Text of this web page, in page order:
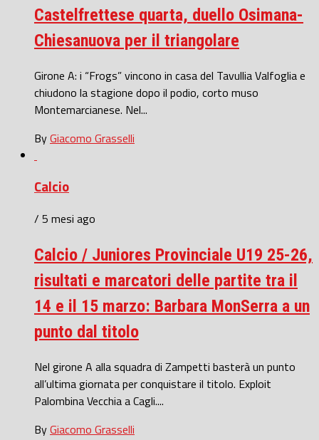
Castelfrettese quarta, duello Osimana-
Chiesanuova per il triangolare
Girone A: i “Frogs” vincono in casa del Tavullia Valfoglia e
chiudono la stagione dopo il podio, corto muso
Montemarcianese. Nel...
ByGiacomo Grasselli
Calcio
/ 5 mesi ago
Calcio / Juniores Provinciale U19 25-26,
risultati e marcatori delle partite tra il
14 e il 15 marzo: Barbara MonSerra a un
punto dal titolo
Nel girone A alla squadra di Zampetti basterà un punto
all’ultima giornata per conquistare il titolo. Exploit
Palombina Vecchia a Cagli....
ByGiacomo Grasselli